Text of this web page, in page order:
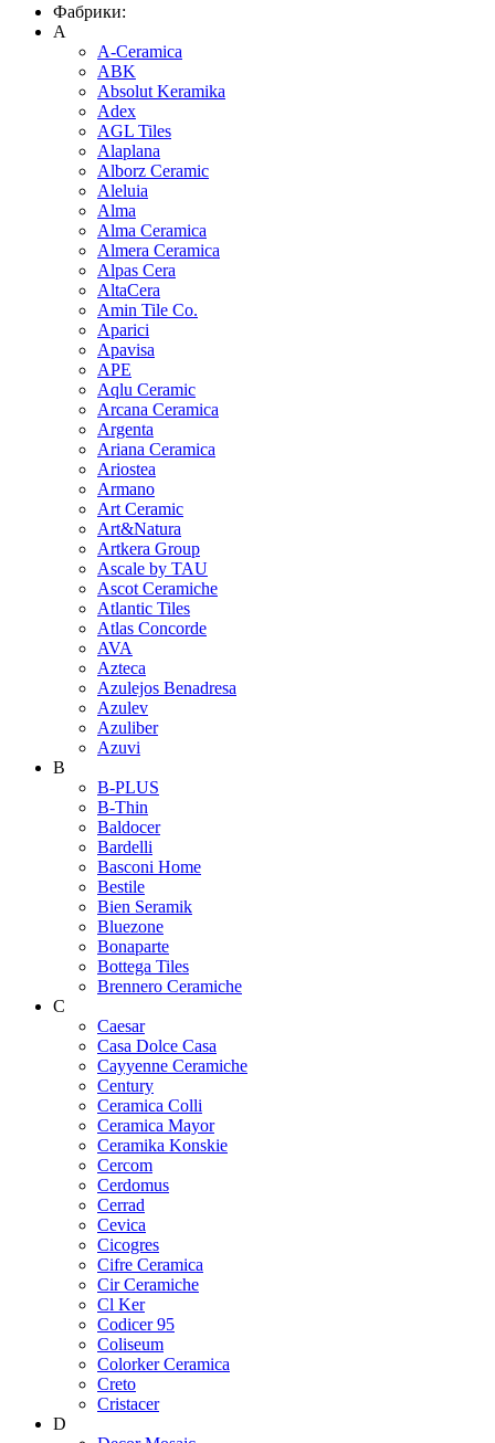
Фабрики:
A
A-Ceramica
ABK
Absolut Keramika
Adex
AGL Tiles
Alaplana
Alborz Ceramic
Aleluia
Alma
Alma Ceramica
Almera Ceramica
Alpas Cera
AltaCera
Amin Tile Co.
Aparici
Apavisa
APE
Aqlu Ceramic
Arcana Ceramica
Argenta
Ariana Ceramica
Ariostea
Armano
Art Ceramic
Art&Natura
Artkera Group
Ascale by TAU
Ascot Ceramiche
Atlantic Tiles
Atlas Concorde
AVA
Azteca
Azulejos Benadresa
Azulev
Azuliber
Azuvi
B
B-PLUS
B-Thin
Baldocer
Bardelli
Basconi Home
Bestile
Bien Seramik
Bluezone
Bonaparte
Bottega Tiles
Brennero Ceramiche
C
Caesar
Casa Dolce Casa
Cayyenne Ceramiche
Century
Ceramica Colli
Ceramica Mayor
Ceramika Konskie
Cercom
Cerdomus
Cerrad
Cevica
Cicogres
Cifre Ceramica
Cir Ceramiche
Cl Ker
Codicer 95
Coliseum
Colorker Ceramica
Creto
Cristacer
D